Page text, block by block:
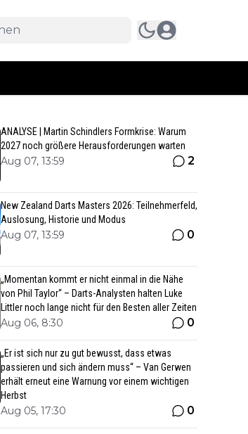
ANALYSE | Martin Schindlers Formkrise: Warum
2027 noch größere Herausforderungen warten
Aug 07, 13:59 2
New Zealand Darts Masters 2026: Teilnehmerfeld,
Auslosung, Historie und Modus
Aug 07, 13:59 0
„Momentan kommt er nicht einmal in die Nähe
von Phil Taylor“ – Darts-Analysten halten Luke
Littler noch lange nicht für den Besten aller Zeiten
Aug 06, 8:30 0
„Er ist sich nur zu gut bewusst, dass etwas
passieren und sich ändern muss“ – Van Gerwen
erhält erneut eine Warnung vor einem wichtigen
Herbst
Aug 05, 17:30 0